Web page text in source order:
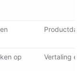
op Vertaling